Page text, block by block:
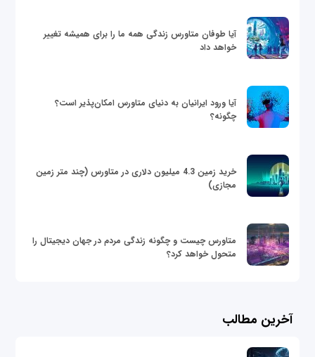
آیا طوفان متاورس زندگی همه ما را برای همیشه تغییر
خواهد داد
آیا ورود ایرانیان به دنیای متاورس امکان‌پذیر است؟
چگونه؟
خرید زمین 4.3 میلیون دلاری در متاورس (چند متر زمین
مجازی)
متاورس چیست و چگونه زندگی مردم در جهان دیجیتال را
متحول خواهد کرد؟
آخرین مطالب